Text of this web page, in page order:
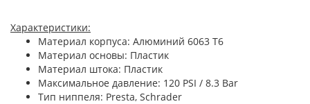
Характеристики:
Материал корпуса: Алюминий 6063 T6
Материал основы: Пластик
Материал штока: Пластик
Максимальное давление: 120 PSI / 8.3 Bar
Тип ниппеля: Presta, Schrader